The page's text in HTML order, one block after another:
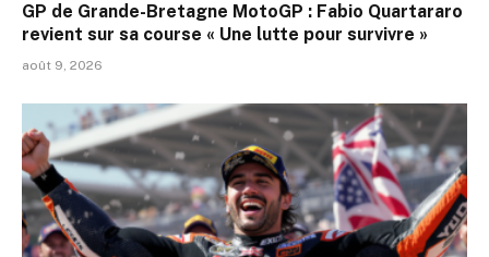
GP de Grande-Bretagne MotoGP : Fabio Quartararo
revient sur sa course « Une lutte pour survivre »
août 9, 2026